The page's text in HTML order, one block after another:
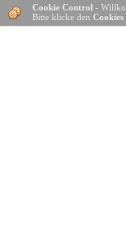
Cookie Control -
Bitte klicke den